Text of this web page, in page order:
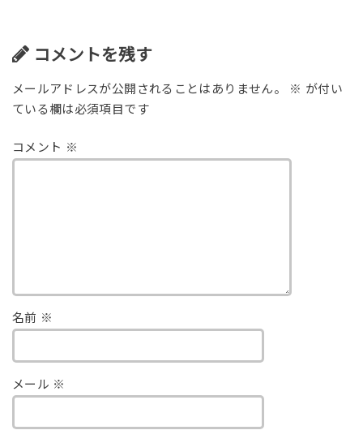
コメントを残す
メールアドレスが公開されることはありません。 ※ が付い
ている欄は必須項目です
コメント ※
名前 ※
メール ※